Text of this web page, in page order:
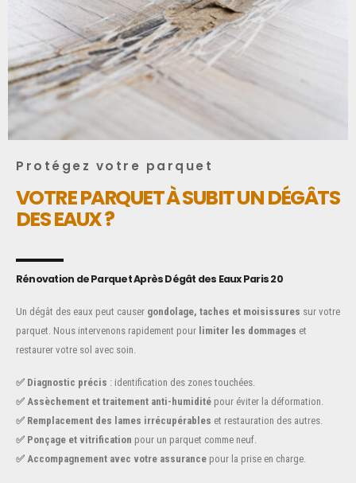
Protégez votre parquet
VOTRE PARQUET À SUBIT UN DÉGÂTS
DES EAUX ?
Rénovation de Parquet Après Dégât des Eaux Paris 20
Un dégât des eaux peut causer gondolage, taches et moisissures sur votre
parquet. Nous intervenons rapidement pour limiter les dommages et
restaurer votre sol avec soin.
✅ Diagnostic précis : identification des zones touchées.
✅ Assèchement et traitement anti-humidité pour éviter la déformation.
✅ Remplacement des lames irrécupérables et restauration des autres.
✅ Ponçage et vitrification pour un parquet comme neuf.
✅ Accompagnement avec votre assurance pour la prise en charge.